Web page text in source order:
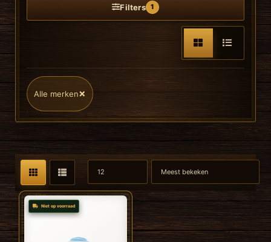
Filters 1
Alle merken×
Niet op voorraad